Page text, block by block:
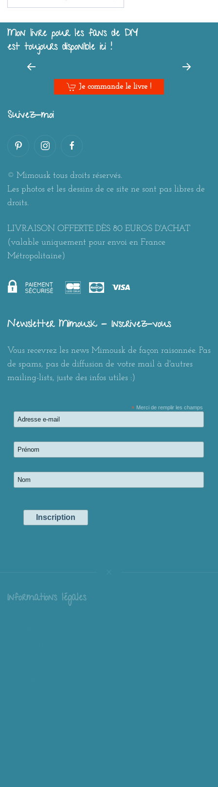
Mon livre pour les fans de DIY
est toujours disponible ici !
Je commande le livre !
Suivez-moi
© Mimousk tous droits réservés.
Les photos et les dessins de ce site ne sont pas libres de
droits.
LIVRAISON OFFERTE DÈS 80 EUROS D'ACHAT
(valable uniquement pour envoi en France
Métropolitaine)
Newsletter Mimousk - Inscrivez-vous
Vous recevrez les news Mimousk de façon raisonnée. Pas
de spams, pas de diffusion de votre mail à d'autres
mailing-lists, juste des infos utiles :)
* Merci de remplir les champs
Informations légales